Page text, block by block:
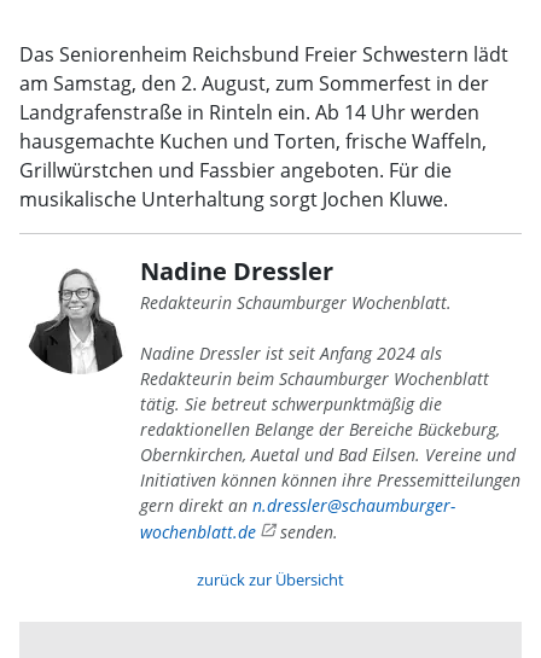
Das Seniorenheim Reichsbund Freier Schwestern lädt
am Samstag, den 2. August, zum Sommerfest in der
Landgrafenstraße in Rinteln ein. Ab 14 Uhr werden
hausgemachte Kuchen und Torten, frische Waffeln,
Grillwürstchen und Fassbier angeboten. Für die
musikalische Unterhaltung sorgt Jochen Kluwe.
Nadine Dressler
Redakteurin Schaumburger Wochenblatt.
Nadine Dressler ist seit Anfang 2024 als
Redakteurin beim Schaumburger Wochenblatt
tätig. Sie betreut schwerpunktmäßig die
redaktionellen Belange der Bereiche Bückeburg,
Obernkirchen, Auetal und Bad Eilsen. Vereine und
Initiativen können können ihre Pressemitteilungen
gern direkt an n.dressler@schaumburger-
wochenblatt.de
senden.
zurück zur Übersicht